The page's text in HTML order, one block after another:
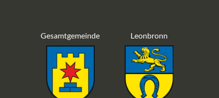
Gesamtgemeinde Leonbronn